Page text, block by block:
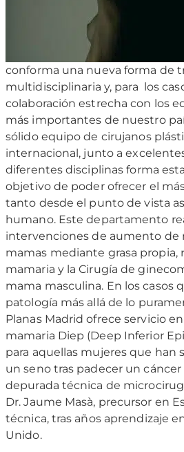
conforma una nueva forma de
multidisciplinaria y, para los
colaboración estrecha con los
más importantes de nuestro
sólido equipo de cirujanos
internacional, junto a
diferentes disciplinas forma
objetivo de poder ofrecer el
tanto desde el punto de vista
humano. Este departamento
intervenciones de aumento de
mamas mediante grasa propia,
mamaria y la Cirugía de
mama masculina. En los casos
patología más allá de lo
Planas Madrid ofrece servicio
mamaria Diep (Deep Inferior
para aquellas mujeres que han
un seno tras padecer un
depurada técnica de
Dr. Jaume Masà, precursor en
técnica, tras años aprendizaje
Unido.